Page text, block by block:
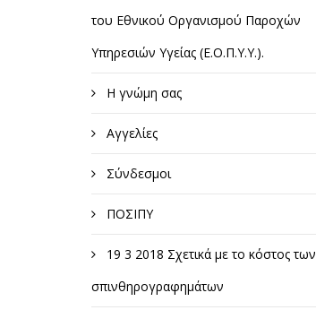
του Εθνικού Οργανισμού Παροχών
Υπηρεσιών Υγείας (Ε.Ο.Π.Υ.Υ.).
Η γνώμη σας
Αγγελίες
Σύνδεσμοι
ΠΟΣΙΠΥ
19 3 2018 Σχετικά με το κόστος των
σπινθηρογραφημάτων